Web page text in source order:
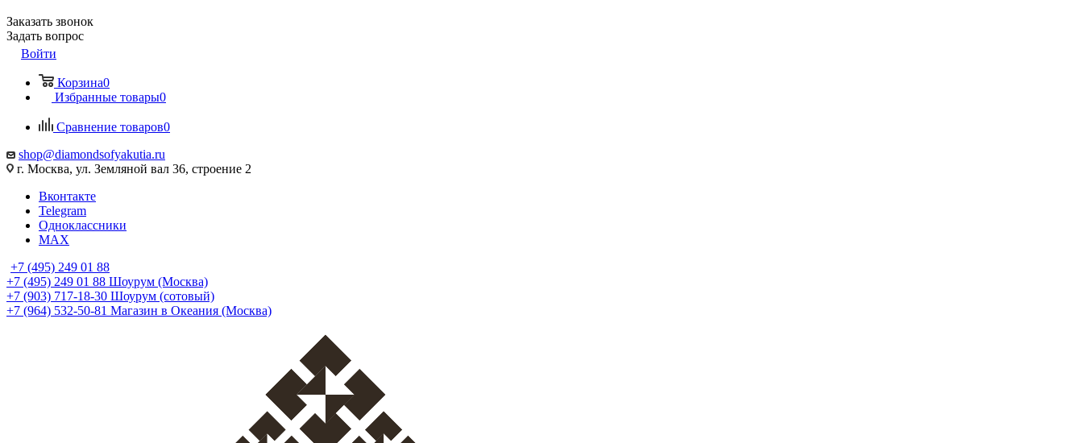
Заказать звонок
Задать вопрос
Войти
Корзина0
Избранные товары0
Сравнение товаров0
shop@diamondsofyakutia.ru
г. Москва, ул. Земляной вал 36, строение 2
Вконтакте
Telegram
Одноклассники
MAX
+7 (495) 249 01 88
+7 (495) 249 01 88 Шоурум (Москва)
+7 (903) 717-18-30 Шоурум (сотовый)
+7 (964) 532-50-81 Магазин в Океания (Москва)